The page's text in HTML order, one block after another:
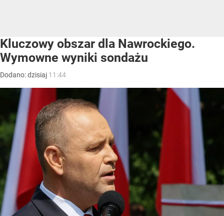
Kluczowy obszar dla Nawrockiego.
Wymowne wyniki sondażu
Dodano:dzisiaj 11:44